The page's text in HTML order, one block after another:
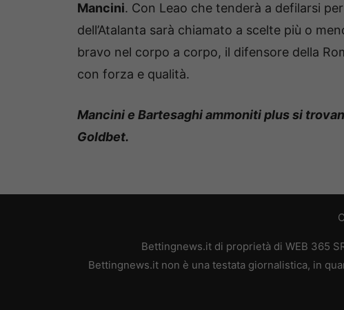
Mancini. Con Leao che tenderà a defilarsi
dell’Atalanta sarà chiamato a scelte più o
bravo nel corpo a corpo, il difensore della
con forza e qualità.
Mancini e Bartesaghi ammoniti plus si
Goldbet.
Bettingnews.it di proprietà di WEB 365
Bettingnews.it non è una testata giornalistica, in